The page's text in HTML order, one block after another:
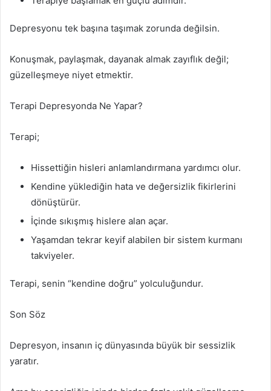
Depresyonu tek başına taşımak zorunda değilsin.
Konuşmak, paylaşmak, dayanak almak zayıflık değil;
güzelleşmeye niyet etmektir.
Terapi Depresyonda Ne Yapar?
Terapi;
Hissettiğin hisleri anlamlandırmana yardımcı olur.
Kendine yüklediğin hata ve değersizlik fikirlerini
dönüştürür.
İçinde sıkışmış hislere alan açar.
Yaşamdan tekrar keyif alabilen bir sistem kurmanı
takviyeler.
Terapi, senin “kendine doğru” yolculuğundur.
Son Söz
Depresyon, insanın iç dünyasında büyük bir sessizlik
yaratır.